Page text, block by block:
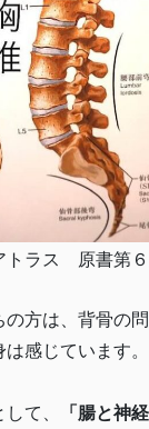
トラス 原書第
方は、背骨の
感じています。
て、 「腸と神